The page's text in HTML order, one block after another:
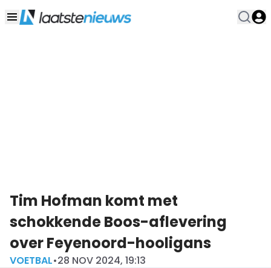
Tim Hofman komt met
schokkende Boos-aflevering
over Feyenoord-hooligans
VOETBAL•28 NOV 2024, 19:13